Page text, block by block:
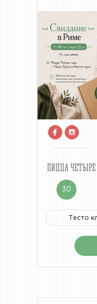
ПИЦЦА ЧЕТЫРЕ
30
Тесто